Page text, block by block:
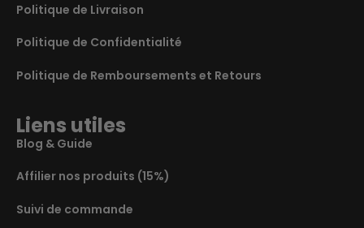
Politique de Livraison
Politique de Confidentialité
Politique de Remboursements et Retours
Liens utiles
Blog & Guide
Affilier nos produits (15%)
Suivi de commande